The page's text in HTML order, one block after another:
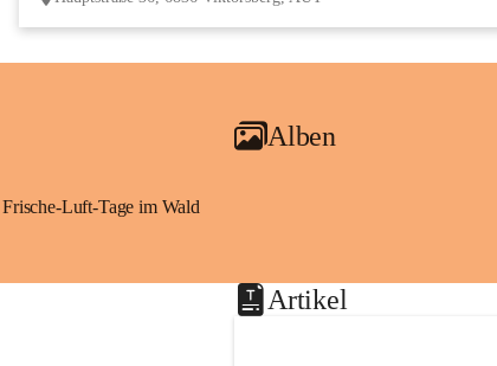
Alben
Frische-Luft-Tage im Wald
Artikel